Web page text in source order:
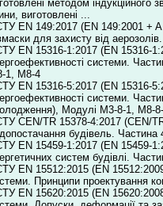
методом
виготовлені ...
EN 149:2017 (EN 149:2001 +
для захисту від
EN 15316-1:2017 (EN 15316-
системи.
1, М8-4
EN 15316-5:2017 (EN 15316-
системи.
Модулі М3-8-1, М8-
CEN/TR 15378-4:2017 (CEN/
будівель.
EN 15459-1:2017 (EN 15459-
систем будівлі.
EN 15512:2015 (EN 15512:2009,
Принципи проектування
EN 15620:2015 (EN 15620:2008,